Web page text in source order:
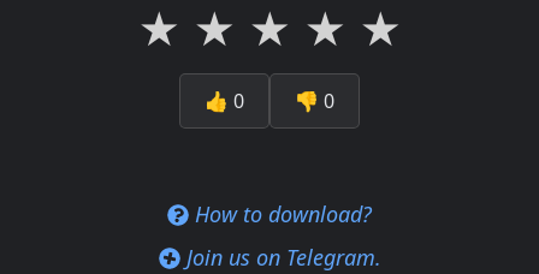
★ ★ ★ ★ ★
👍 0 👎 0
How to download?
Join us on Telegram.